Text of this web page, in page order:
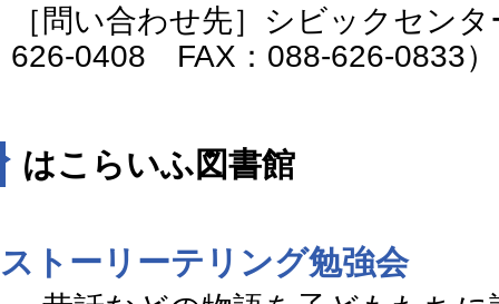
［問い合わせ先］シビックセン
626-0408 FAX：088-626-0833）
はこらいふ図書館
ストーリーテリング勉強会